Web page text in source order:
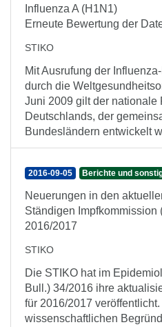
Influenza A (H1N1)
Erneute Bewertung der
STIKO
Mit Ausrufung der
durch die
Juni 2009 gilt der nationale
Deutschlands, der
Bundesländern entwickelt
2016-09-05 Berichte und
Neuerungen in den
Ständigen Impfkommission
2016/2017
STIKO
Die STIKO hat im
Bull.) 34/2016 ihre
für 2016/2017
wissenschaftlichen